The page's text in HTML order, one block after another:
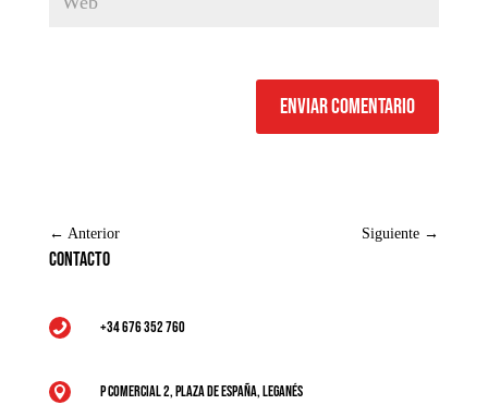
Enviar comentario
← Anterior Siguiente →
Contacto
 +34 676 352 760
 P Comercial 2, Plaza de España, Leganés